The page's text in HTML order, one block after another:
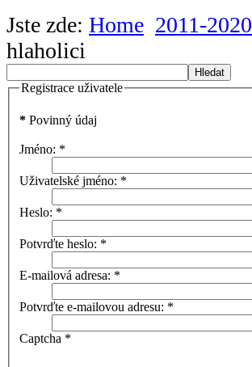
Jste zde: Home 2011-2020
hlaholici
Hledat
Registrace uživatele
* Povinný údaj
Jméno: *
Uživatelské jméno: *
Heslo: *
Potvrďte heslo: *
E-mailová adresa: *
Potvrďte e-mailovou adresu: *
Captcha *